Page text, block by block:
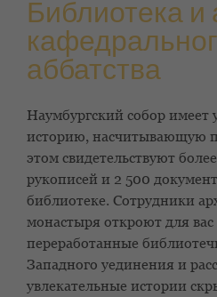
Библиотека и
аббатства
Наумбургский собор имеет
историю, насчитывающую
этом свидетельствуют
рукописей и 2 500
библиотеке. Сотрудники
монастыря откроют для
переработанные
Западного уединения и
увлекательные истории